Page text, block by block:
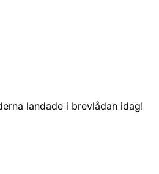
landade i brevlådan idag!